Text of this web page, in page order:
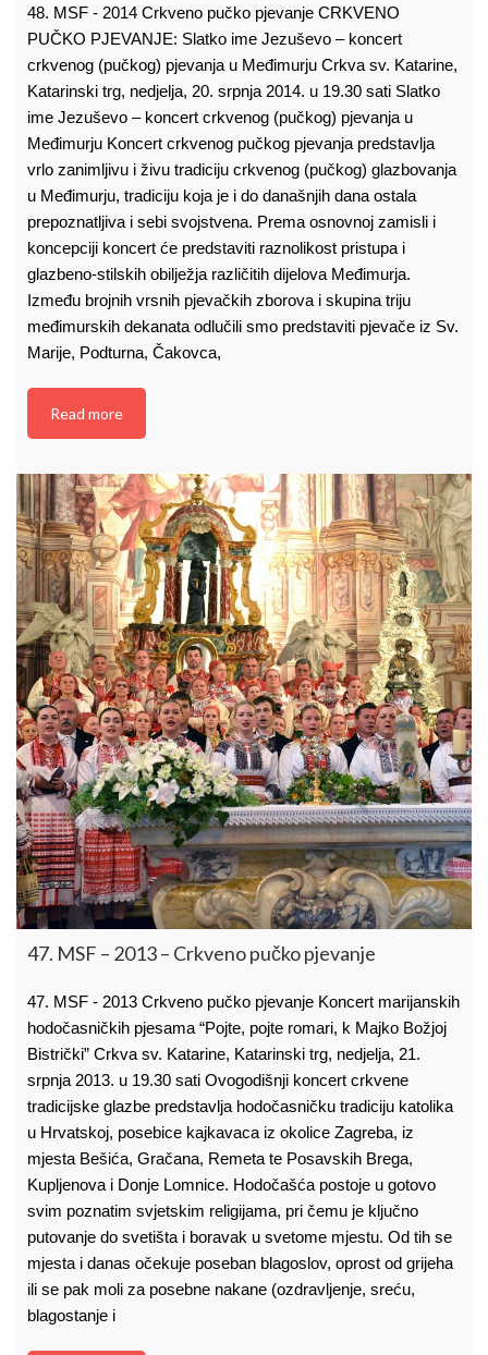
48. MSF - 2014 Crkveno pučko pjevanje CRKVENO
PUČKO PJEVANJE: Slatko ime Jezuševo – koncert
crkvenog (pučkog) pjevanja u Međimurju Crkva sv. Katarine,
Katarinski trg, nedjelja, 20. srpnja 2014. u 19.30 sati Slatko
ime Jezuševo – koncert crkvenog (pučkog) pjevanja u
Međimurju Koncert crkvenog pučkog pjevanja predstavlja
vrlo zanimljivu i živu tradiciju crkvenog (pučkog) glazbovanja
u Međimurju, tradiciju koja je i do današnjih dana ostala
prepoznatljiva i sebi svojstvena. Prema osnovnoj zamisli i
koncepciji koncert će predstaviti raznolikost pristupa i
glazbeno-stilskih obilježja različitih dijelova Međimurja.
Između brojnih vrsnih pjevačkih zborova i skupina triju
međimurskih dekanata odlučili smo predstaviti pjevače iz Sv.
Marije, Podturna, Čakovca,
Read more
47. MSF – 2013 – Crkveno pučko pjevanje
47. MSF - 2013 Crkveno pučko pjevanje Koncert marijanskih
hodočasničkih pjesama “Pojte, pojte romari, k Majko Božjoj
Bistrički” Crkva sv. Katarine, Katarinski trg, nedjelja, 21.
srpnja 2013. u 19.30 sati Ovogodišnji koncert crkvene
tradicijske glazbe predstavlja hodočasničku tradiciju katolika
u Hrvatskoj, posebice kajkavaca iz okolice Zagreba, iz
mjesta Bešića, Gračana, Remeta te Posavskih Brega,
Kupljenova i Donje Lomnice. Hodočašća postoje u gotovo
svim poznatim svjetskim religijama, pri čemu je ključno
putovanje do svetišta i boravak u svetome mjestu. Od tih se
mjesta i danas očekuje poseban blagoslov, oprost od grijeha
ili se pak moli za posebne nakane (ozdravljenje, sreću,
blagostanje i